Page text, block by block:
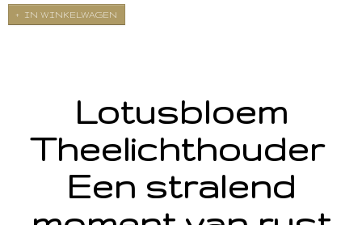
IN WINKELWAGEN
Lotusbloem
Theelichthouder
Een stralend